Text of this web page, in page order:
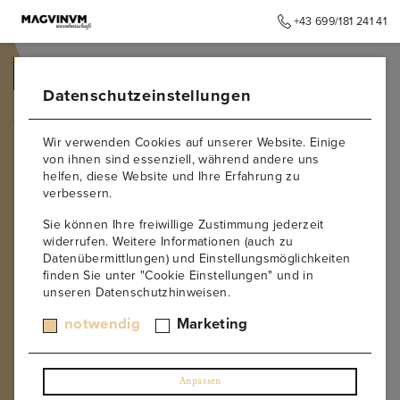
+43 699/181 241 41
Thermenregion
THERMENREGION
schon die Römer Wein anbauten. Das Klima ist warm und
trocken, die Böden abwechslungsreich – beste
Voraussetzungen für autochthone Sorten
wieZierfandlerundRotgipfler, aber auch für elegante
besitzen beachtliches Reifepotenzial.
Reife stehen. Wir legen Wert auf Herkunft, Authentizität und
Datenschutzeinstellungen
Wir verwenden Cookies auf unserer Website. Einige
von ihnen sind essenziell, während andere uns
helfen, diese Website und Ihre Erfahrung zu
verbessern.
Sie können Ihre freiwillige Zustimmung jederzeit
widerrufen. Weitere Informationen (auch zu
Datenübermittlungen) und Einstellungsmöglichkeiten
finden Sie unter "Cookie Einstellungen" und in
unseren Datenschutzhinweisen.
notwendig Marketing
Anpassen